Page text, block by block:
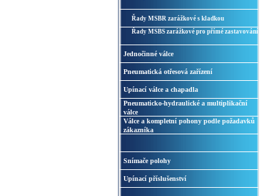
Řady MSBR zarážkové s kladkou
Řady MSBS zarážkové pro přímé zastavování
Jednočinné válce
Pneumatická otřesová zařízení
Upínací válce a chapadla
Pneumaticko-hydraulické a multiplikační
válce
Válce a kompletní pohony podle požadavků
zákazníka
Snímače polohy
Upínací příslušenství